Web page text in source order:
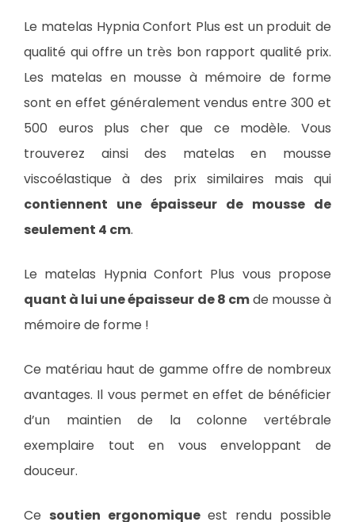
Le matelas Hypnia Confort Plus est un produit de
qualité qui offre un très bon rapport qualité prix.
Les matelas en mousse à mémoire de forme
sont en effet généralement vendus entre 300 et
500 euros plus cher que ce modèle. Vous
trouverez ainsi des matelas en mousse
viscoélastique à des prix similaires mais qui
contiennent une épaisseur de mousse de
seulement 4 cm.
Le matelas Hypnia Confort Plus vous propose
quant à lui une épaisseur de 8 cmde mousse à
mémoire de forme !
Ce matériau haut de gamme offre de nombreux
avantages. Il vous permet en effet de bénéficier
d’un maintien de la colonne vertébrale
exemplaire tout en vous enveloppant de
douceur.
Ce soutien ergonomiqueest rendu possible